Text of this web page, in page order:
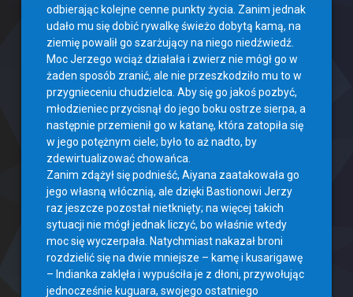
odbierając kolejne cenne punkty życia. Zanim jednak
udało mu się dobić rywalkę świeżo dobytą kamą, na
ziemię powalił go szarżujący na niego niedźwiedź.
Moc Jerzego wciąż działała i zwierz nie mógł go w
żaden sposób zranić, ale nie przeszkodziło mu to w
przygnieceniu chudzielca. Aby się go jakoś pozbyć,
młodzieniec przycisnął do jego boku ostrze sierpa, a
następnie przemienił go w katanę, która zatopiła się
w jego potężnym ciele; było to aż nadto, by
zdewirtualizować chowańca.
Zanim zdążył się podnieść, Aiyana zaatakowała go
jego własną włócznią, ale dzięki Bastionowi Jerzy
raz jeszcze pozostał nietknięty; na więcej takich
sytuacji nie mógł jednak liczyć, bo właśnie wtedy
moc się wyczerpała. Natychmiast nakazał broni
rozdzielić się na dwie mniejsze – kamę i kusarigawę
– Indianka zaklęła i wypuściła je z dłoni, przywołując
jednocześnie kuguara, swojego ostatniego